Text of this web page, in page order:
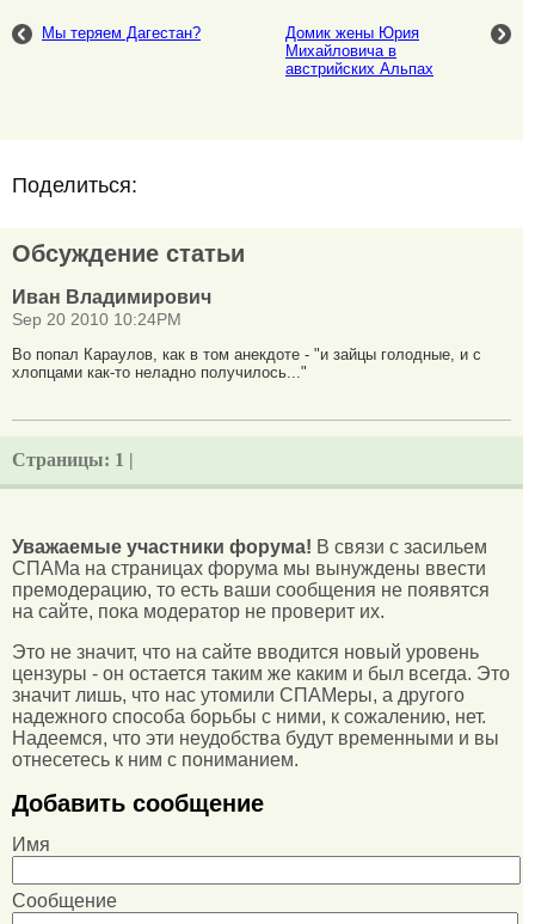
Мы теряем Дагестан?
Домик жены Юрия
Михайловича в
австрийских Альпах
Поделиться:
Обсуждение статьи
Иван Владимирович
Sep 20 2010 10:24PM
Во попал Караулов, как в том анекдоте - "и зайцы голодные, и с
хлопцами как-то неладно получилось..."
Страницы: 1 |
Уважаемые участники форума! В связи с засильем
СПАМа на страницах форума мы вынуждены ввести
премодерацию, то есть ваши сообщения не появятся
на сайте, пока модератор не проверит их.
Это не значит, что на сайте вводится новый уровень
цензуры - он остается таким же каким и был всегда. Это
значит лишь, что нас утомили СПАМеры, а другого
надежного способа борьбы с ними, к сожалению, нет.
Надеемся, что эти неудобства будут временными и вы
отнесетесь к ним с пониманием.
Добавить сообщение
Имя
Сообщение